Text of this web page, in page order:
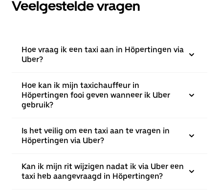
Veelgestelde vragen
Hoe vraag ik een taxi aan in Höpertingen via
Uber?
Hoe kan ik mijn taxichauffeur in
Höpertingen fooi geven wanneer ik Uber
gebruik?
Is het veilig om een taxi aan te vragen in
Höpertingen via Uber?
Kan ik mijn rit wijzigen nadat ik via Uber een
taxi heb aangevraagd in Höpertingen?